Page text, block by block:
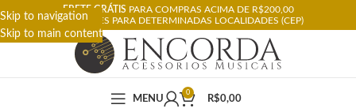
Skip to navigation
Skip to main content
FRETE GRÁTIS PARA COMPRAS ACIMA DE R$200,00
RESTRIÇÕES PARA DETERMINADAS LOCALIDADES (CEP)
MENU
0
R$0,00